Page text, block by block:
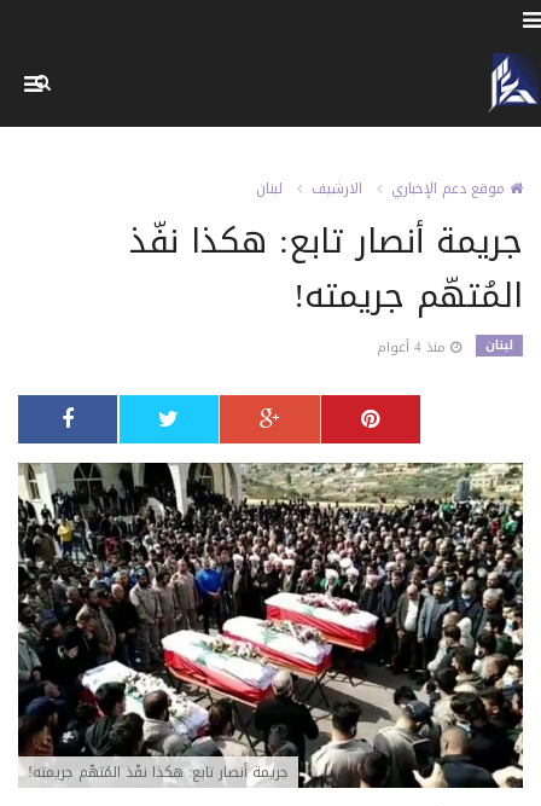
موقع دعم الإخباري الارشيف لبنان
جريمة أنصار تابع: هكذا نفّذ
المُتهّم جريمته!
لبنان منذ 4 أعوام
جريمة أنصار تابع: هكذا نفّذ المُتهّم جريمته!